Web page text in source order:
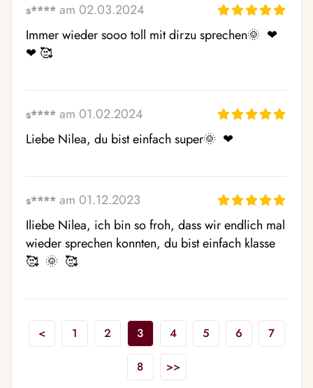
s**** am 02.03.2024
Immer wieder sooo toll mit dirzu sprechen🌞  ❤ ️
❤ ️🥰
s**** am 01.02.2024
Liebe Nilea, du bist einfach super🌞  ❤ ️
s**** am 01.12.2023
Iliebe Nilea, ich bin so froh, dass wir endlich mal
wieder sprechen konnten, du bist einfach klasse
🥰  🌞  🥰
< 1 2 3 4 5 6 7
8 >>